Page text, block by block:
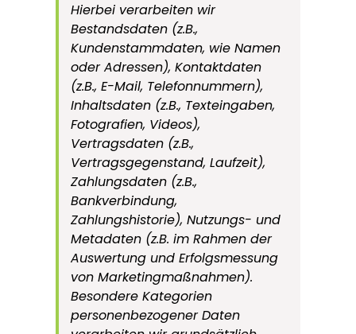
Hierbei verarbeiten wir
Bestandsdaten (z.B.,
Kundenstammdaten, wie Namen
oder Adressen), Kontaktdaten
(z.B., E-Mail, Telefonnummern),
Inhaltsdaten (z.B., Texteingaben,
Fotografien, Videos),
Vertragsdaten (z.B.,
Vertragsgegenstand, Laufzeit),
Zahlungsdaten (z.B.,
Bankverbindung,
Zahlungshistorie), Nutzungs- und
Metadaten (z.B. im Rahmen der
Auswertung und Erfolgsmessung
von Marketingmaßnahmen).
Besondere Kategorien
personenbezogener Daten